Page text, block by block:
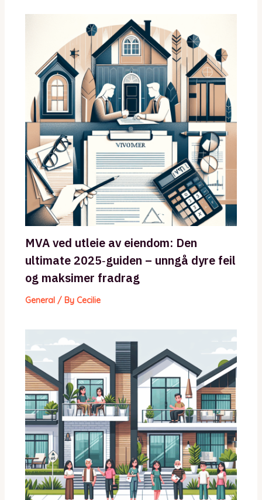
MVA ved utleie av eiendom: Den
ultimate 2025‑guiden – unngå dyre feil
og maksimer fradrag
General/ By Cecilie